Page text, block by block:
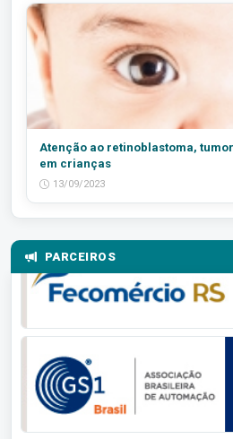
Atenção ao retinoblastoma,
em crianças
13/09/2023
PARCEIROS